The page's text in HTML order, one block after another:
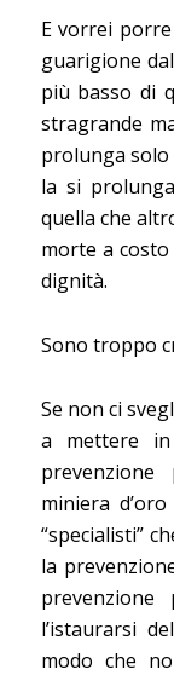
E vorrei
guarigione
più basso di
stragrande
prolunga solo
la si
quella che
morte a
dignità.
Sono troppo
Se non ci
a mettere
miniera
“specialisti”
la
l’istaurarsi
modo che